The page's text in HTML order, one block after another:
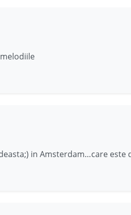
in Amsterdam…care este